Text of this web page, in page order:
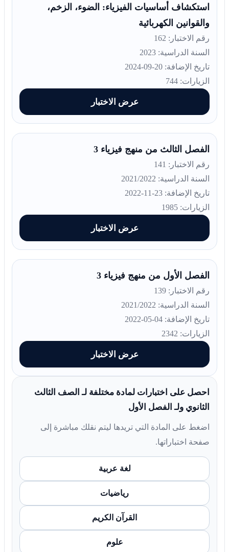
استكشاف أساسيات الفيزياء: الضوء، الزخم،
والقوانين الكهربائية
رقم الاختبار: 162
السنة الدراسية: 2023
تاريخ الإضافة: 20-09-2024
الزيارات: 744
عرض الاختبار
الفصل الثالث من منهج فيزياء 3
رقم الاختبار: 141
السنة الدراسية: 2021/2022
تاريخ الإضافة: 23-11-2022
الزيارات: 1985
عرض الاختبار
الفصل الأول من منهج فيزياء 3
رقم الاختبار: 139
السنة الدراسية: 2021/2022
تاريخ الإضافة: 04-05-2022
الزيارات: 2342
عرض الاختبار
احصل على اختبارات لمادة مختلفة لـ الصف الثالث
الثانوي ولـ الفصل الأول
اضغط على المادة التي تريدها ليتم نقلك مباشرة إلى
صفحة اختباراتها.
لغة عربية
رياضيات
القرآن الكريم
علوم